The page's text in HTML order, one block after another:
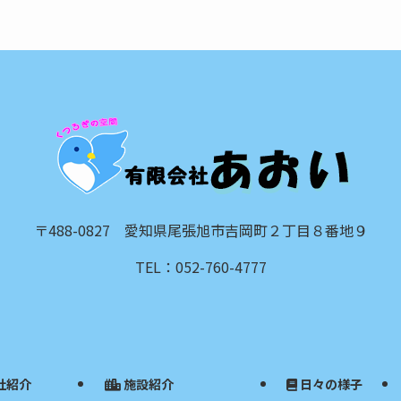
〒488-0827 愛知県尾張旭市吉岡町２丁目８番地９
TEL：052-760-4777
紹介 施設紹介 日々の様子